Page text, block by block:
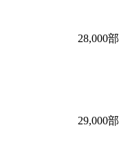
28,000部
29,000部